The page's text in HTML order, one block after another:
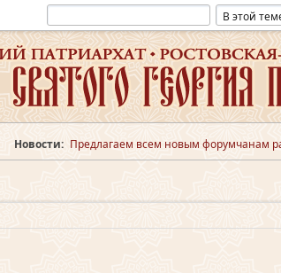
Новости: Предлагаем всем новым форумчанам